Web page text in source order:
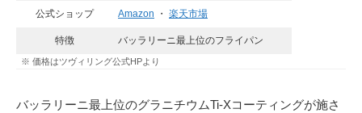
公式ショップ Amazon ・ 楽天市場
特徴 バッラリーニ最上位のフライパン
※ 価格はツヴィリング公式HPより
バッラリーニ最上位のグラニチウムTi-Xコーティングが施さ